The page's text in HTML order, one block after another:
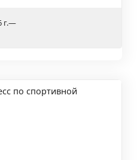
г.—
по спортивной